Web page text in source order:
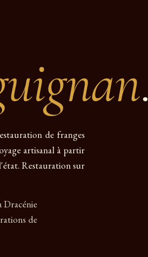
.
de franges
artisanal à partir
Restauration sur
Dracénie
de